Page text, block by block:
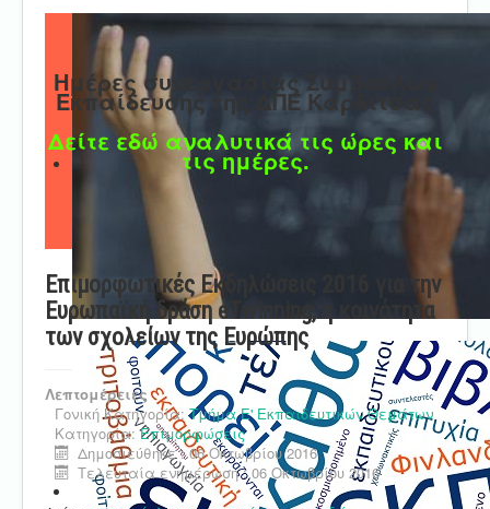
Ημέρες συνεργασίας Συμβούλων
Εκπαίδευσης της ΔΠΕ Καρδίτσας
Δείτε εδώ αναλυτικά τις ώρες και
τις ημέρες.
Επιμορφωτικές Εκδηλώσεις 2016 για την
Ευρωπαϊκή δράση eTwinning, η κοινότητα
των σχολείων της Ευρώπης
Λεπτομέρειες
Γονική Κατηγορία:Τμήμα Ε' Εκπαιδευτικών Θεμάτων
Κατηγορία:Επιμορφώσεις
Δημοσιεύθηκε : 06 Οκτωβρίου 2016
Τελευταία ενημέρωση : 06 Οκτωβρίου 2016